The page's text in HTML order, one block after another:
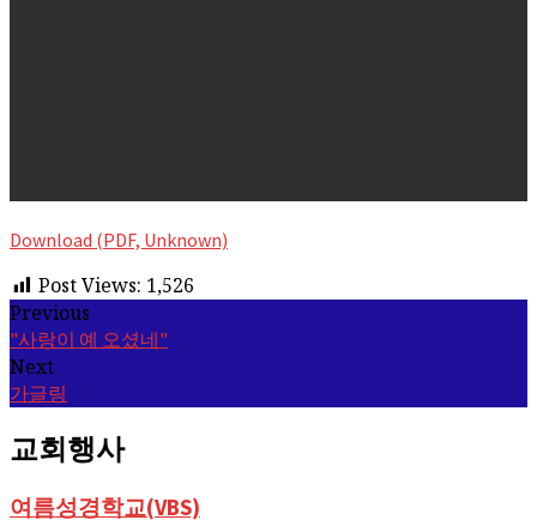
Download (PDF, Unknown)
Post Views: 1,526
Previous
"사랑이 예 오셨네"
Next
가글링
교회행사
여름성경학교(VBS)